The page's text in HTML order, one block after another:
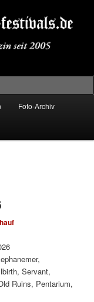
Foto-Archiv
Servant,
Ruins, Pentarium,